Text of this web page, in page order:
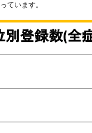
ています。